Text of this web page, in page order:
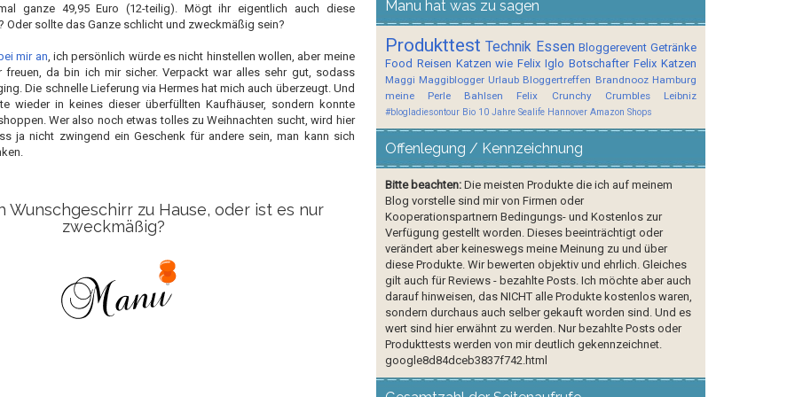
mal ganze 49,95 Euro (12-teilig). Mögt ihr eigentlich auch diese
Oder sollte das Ganze schlicht und zweckmäßig sein?
mir an, ich persönlich würde es nicht hinstellen wollen, aber meine
freuen, da bin ich mir sicher. Verpackt war alles sehr gut, sodass
Die schnelle Lieferung via Hermes hat mich auch überzeugt. Und
wieder in keines dieser überfüllten Kaufhäuser, sondern konnte
Wer also noch etwas tolles zu Weihnachten sucht, wird hier
ja nicht zwingend ein Geschenk für andere sein, man kann sich
Wunschgeschirr zu Hause, oder ist es nur
zweckmäßig?
Manu hat was zu sagen
Produkttest Technik Essen Bloggerevent Getränke
Food Reisen Katzen wie Felix Iglo Botschafter Felix Katzen
Maggi Maggiblogger Urlaub Bloggertreffen Brandnooz Hamburg
meine Perle
Bahlsen Felix Crunchy Crumbles Leibniz
#blogladiesontour Bio 10 Jahre Sealife Hannover Amazon Shops
Offenlegung / Kennzeichnung
Bitte beachten:Die meisten Produkte die ich auf meinem
Blog vorstelle sind mir von Firmen oder
Kooperationspartnern Bedingungs- und Kostenlos zur
Verfügung gestellt worden. Dieses beeinträchtigt oder
verändert aber keineswegs meine Meinung zu und über
diese Produkte. Wir bewerten objektiv und ehrlich. Gleiches
gilt auch für Reviews - bezahlte Posts. Ich möchte aber auch
darauf hinweisen, das NICHT alle Produkte kostenlos waren,
sondern durchaus auch selber gekauft worden sind. Und es
wert sind hier erwähnt zu werden. Nur bezahlte Posts oder
Produkttests werden von mir deutlich gekennzeichnet.
google8d84dceb3837f742.html